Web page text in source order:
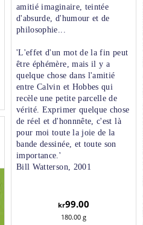
amitié imaginaire, teintée
d'absurde, d'humour et de
philosophie...
'L'effet d'un mot de la fin peut
être éphémère, mais il y a
quelque chose dans l'amitié
entre Calvin et Hobbes qui
recèle une petite parcelle de
vérité. Exprimer quelque chose
de réel et d'honnnête, c'est là
pour moi toute la joie de la
bande dessinée, et toute son
importance.'
Bill Watterson, 2001
kr99.00
180.00 g